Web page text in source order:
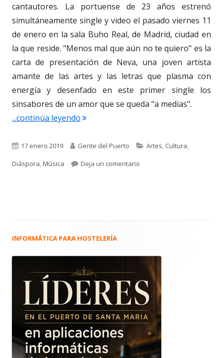
cantautores. La portuense de 23 años estrenó
simultáneamente single y video el pasado viernes 11
de enero en la sala Buho Real, de Madrid, ciudad en
la que reside. "Menos mal que aún no te quiero" es la
carta de presentación de Neva, una joven artista
amante de las artes y las letras que plasma con
energía y desenfado en este primer single los
sinsabores de un amor que se queda "a medias".
...continúa leyendo"3.861. Natalia Neva. Su primer
Publicado
el
17 enero 2019 Autor
Gente del Puerto Categorías
Artes, Cultura,
Diáspora,Música Deja un comentario
Barra
principal
INFORMÁTICA PARA HOSTELERÍA